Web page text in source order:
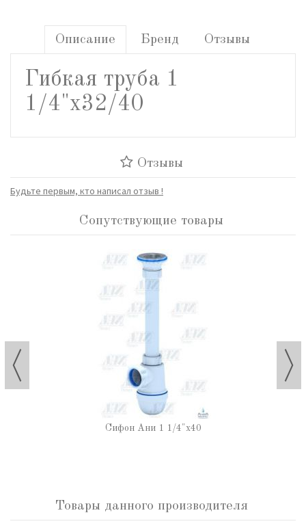
Описание Бренд Отзывы
Гибкая труба 1
1/4"х32/40
Отзывы
Будьте первым, кто написал отзыв !
Сопутствующие товары
Сифон Ани 1 1/4"х40
Товары данного производителя